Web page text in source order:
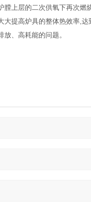
上层的二次供氧下再次燃
提高炉具的整体热效率,
、高耗能的问题。